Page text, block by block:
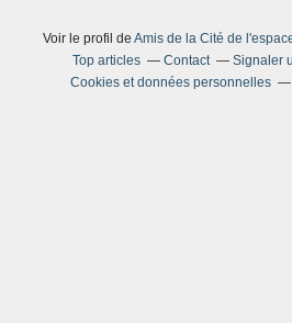
Voir le profil de Amis de la Cité de
Top articles
Contact Signaler
Cookies et données personnelles